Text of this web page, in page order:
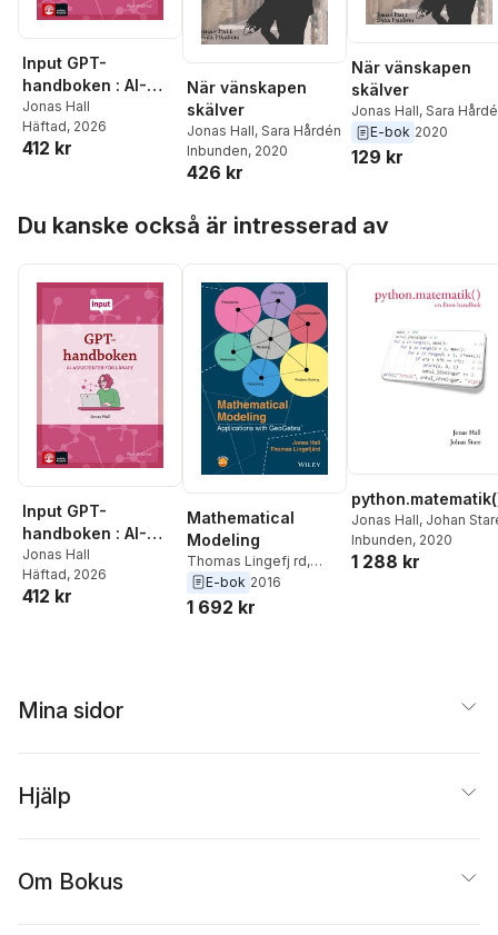
Input GPT-
handboken : AI-
assistenter för
lärare
Jonas Hall
Häftad, 2026
412 kr
När vänskapen
skälver
Jonas Hall, Sara Hårdén
Inbunden, 2020
426 kr
När vänskapen
skälver
Jonas Hall, Sara
E-bok 2020
129 kr
Du kanske också är intresserad av
Input GPT-
handboken : AI-
assistenter för
lärare
Jonas Hall
Häftad, 2026
412 kr
Mathematical
Modeling
Thomas Lingefj rd,
Jonas Hall
E-bok 2016
1 692 kr
Jonas Hall, Johan
Inbunden, 2020
1 288 kr
Mina sidor
Hjälp
Om Bokus